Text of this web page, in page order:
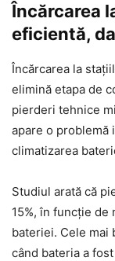
Încărcarea
eficientă,
Încărcarea la
elimină etapa de
pierderi tehnice
apare o problemă
climatizarea
Studiul arată că
15%, în funcție
bateriei. Cele mai
când bateria a